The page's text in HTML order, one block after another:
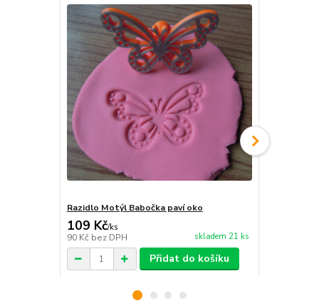
Razidlo Motýl Babočka paví oko
109 Kč/ks
90 Kč bez DPH skladem 21 ks
Přidat do košíku